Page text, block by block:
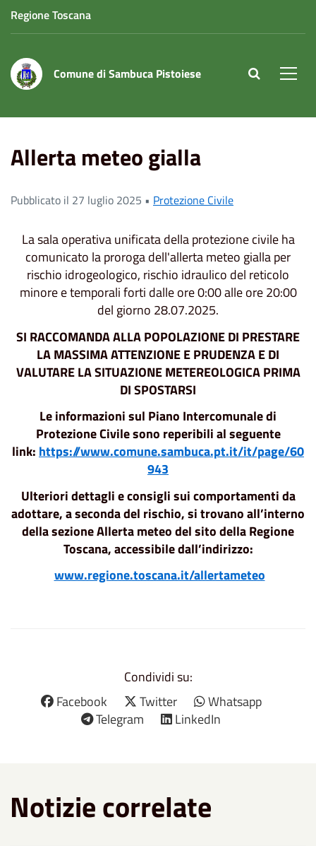
Regione Toscana
Comune di Sambuca Pistoiese site.searc
Allerta meteo gialla
Pubblicato il 27 luglio 2025 • Protezione Civile
La sala operativa unificata della protezione civile ha
comunicato la proroga dell'allerta meteo gialla per
rischio idrogeologico, rischio idraulico del reticolo
minore e temporali forti dalle ore 0:00 alle ore 20:00
del giorno 28.07.2025.
SI RACCOMANDA ALLA POPOLAZIONEDI PRESTARE
LA MASSIMA ATTENZIONE E PRUDENZA E DI
VALUTARE LA SITUAZIONE METEREOLOGICA PRIMA
DI SPOSTARSI
Le informazioni sul Piano Intercomunale di
Protezione Civile sono reperibili al seguente
link: https://www.comune.sambuca.pt.it/it/page/60
943
Ulteriori dettagli e consigli sui comportamenti da
adottare, a seconda del rischio, si trovano all’interno
della sezione Allerta meteo del sito della Regione
Toscana, accessibile dall’indirizzo:
www.regione.toscana.it/allertameteo
Condividi su:
Facebook
Twitter
Whatsapp
Telegram
LinkedIn
Notizie correlate